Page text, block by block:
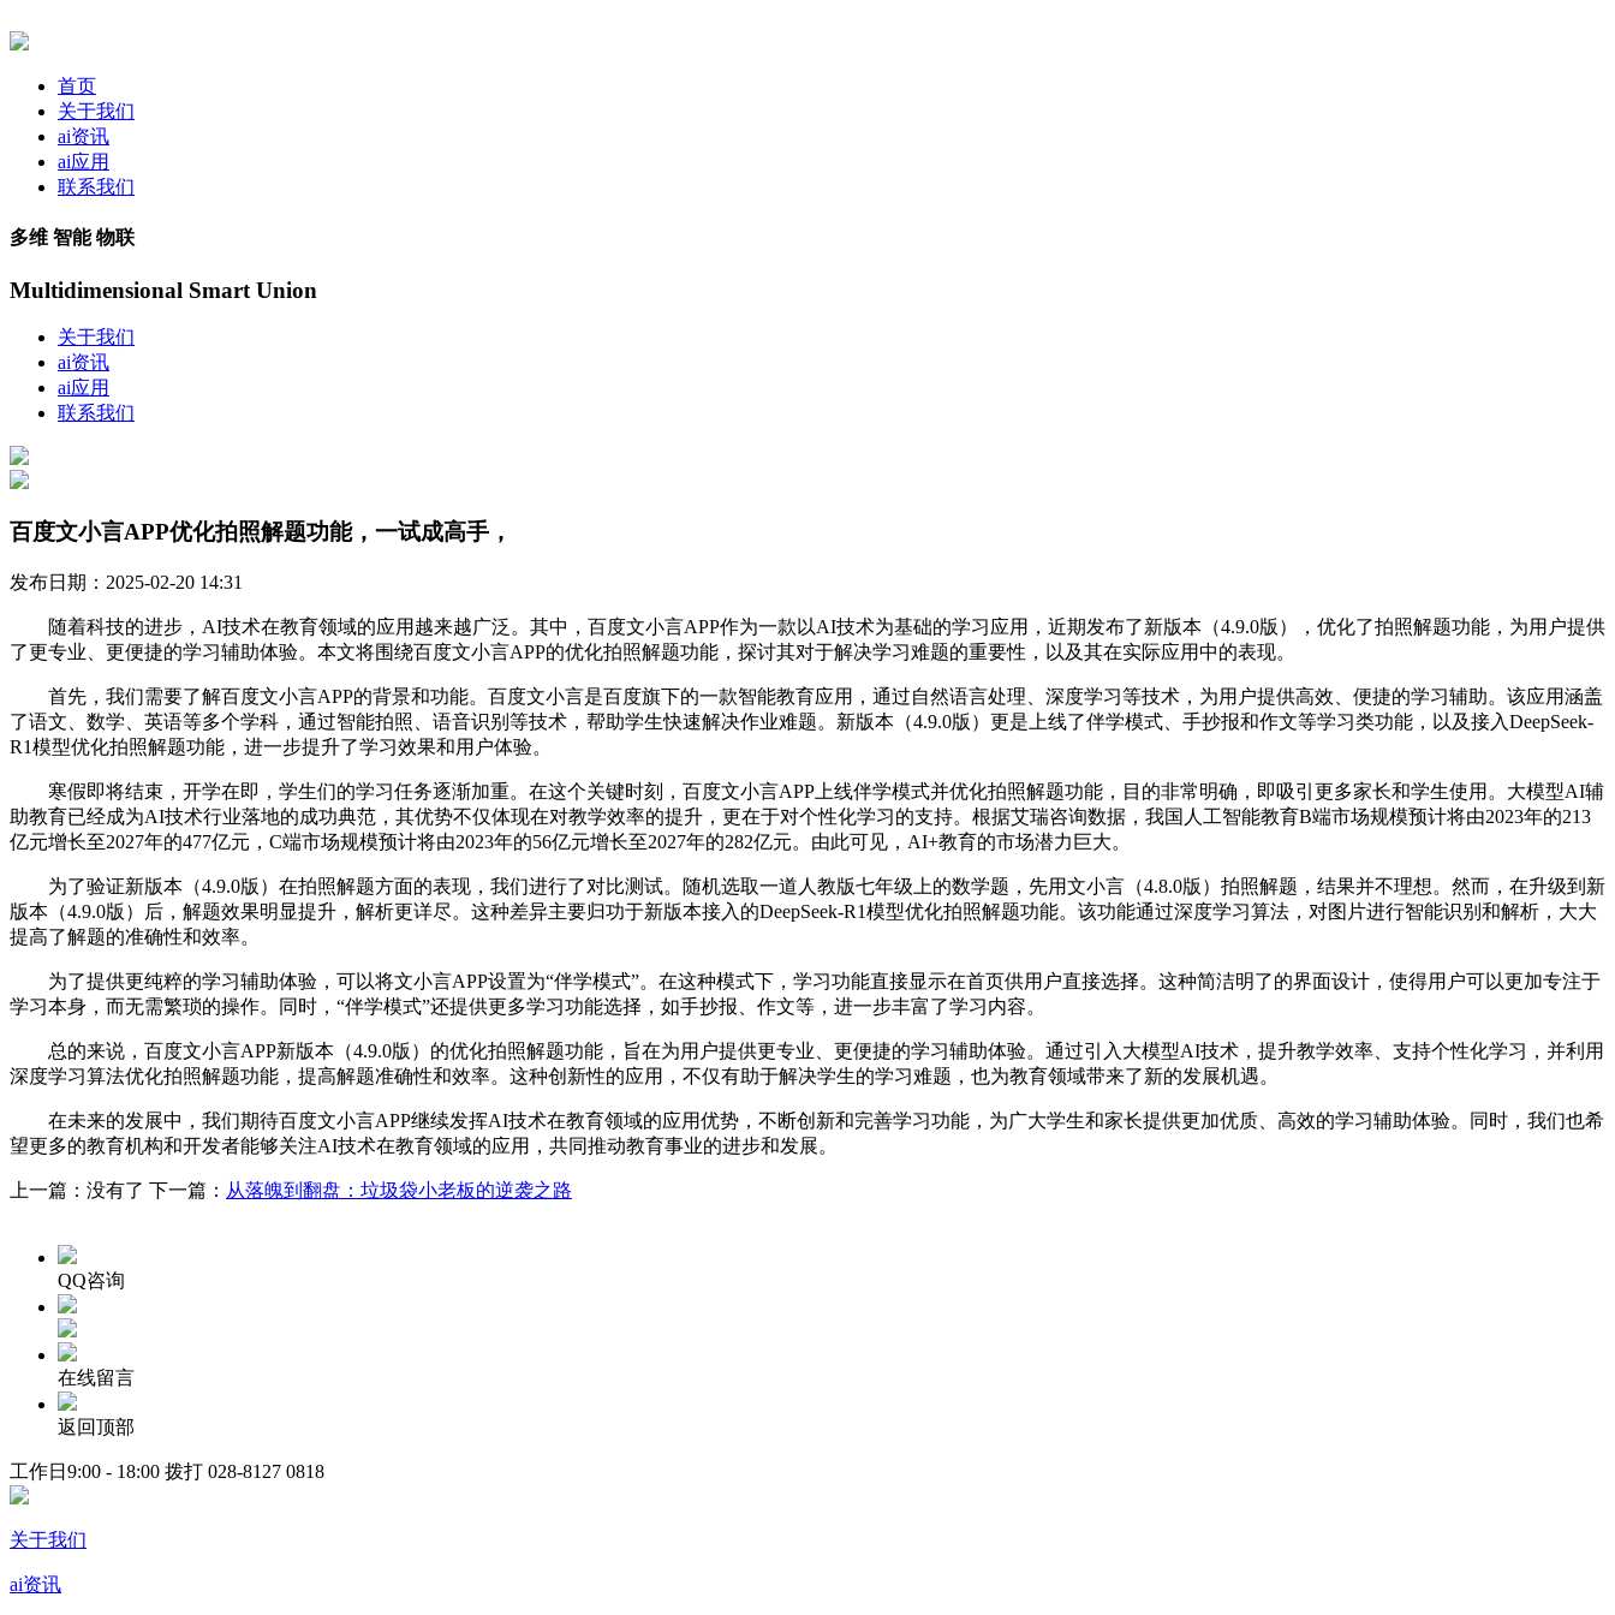
首页
关于我们
ai资讯
ai应用
联系我们
多维 智能 物联
Multidimensional Smart Union
关于我们
ai资讯
ai应用
联系我们
百度文小言APP优化拍照解题功能，一试成高手，
发布日期：2025-02-20 14:31
随着科技的进步，AI技术在教育领域的应用越来越广泛。其中，百度文小言APP作为一款以AI技术为基础的学习应用，近期发布了新版本（4.9.0版），优化了拍照解题功能，为用户提供
了更专业、更便捷的学习辅助体验。本文将围绕百度文小言APP的优化拍照解题功能，探讨其对于解决学习难题的重要性，以及其在实际应用中的表现。
首先，我们需要了解百度文小言APP的背景和功能。百度文小言是百度旗下的一款智能教育应用，通过自然语言处理、深度学习等技术，为用户提供高效、便捷的学习辅助。该应用涵盖
了语文、数学、英语等多个学科，通过智能拍照、语音识别等技术，帮助学生快速解决作业难题。新版本（4.9.0版）更是上线了伴学模式、手抄报和作文等学习类功能，以及接入DeepSeek-
R1模型优化拍照解题功能，进一步提升了学习效果和用户体验。
寒假即将结束，开学在即，学生们的学习任务逐渐加重。在这个关键时刻，百度文小言APP上线伴学模式并优化拍照解题功能，目的非常明确，即吸引更多家长和学生使用。大模型AI辅
助教育已经成为AI技术行业落地的成功典范，其优势不仅体现在对教学效率的提升，更在于对个性化学习的支持。根据艾瑞咨询数据，我国人工智能教育B端市场规模预计将由2023年的213
亿元增长至2027年的477亿元，C端市场规模预计将由2023年的56亿元增长至2027年的282亿元。由此可见，AI+教育的市场潜力巨大。
为了验证新版本（4.9.0版）在拍照解题方面的表现，我们进行了对比测试。随机选取一道人教版七年级上的数学题，先用文小言（4.8.0版）拍照解题，结果并不理想。然而，在升级到新
版本（4.9.0版）后，解题效果明显提升，解析更详尽。这种差异主要归功于新版本接入的DeepSeek-R1模型优化拍照解题功能。该功能通过深度学习算法，对图片进行智能识别和解析，大大
提高了解题的准确性和效率。
为了提供更纯粹的学习辅助体验，可以将文小言APP设置为“伴学模式”。在这种模式下，学习功能直接显示在首页供用户直接选择。这种简洁明了的界面设计，使得用户可以更加专注于
学习本身，而无需繁琐的操作。同时，“伴学模式”还提供更多学习功能选择，如手抄报、作文等，进一步丰富了学习内容。
总的来说，百度文小言APP新版本（4.9.0版）的优化拍照解题功能，旨在为用户提供更专业、更便捷的学习辅助体验。通过引入大模型AI技术，提升教学效率、支持个性化学习，并利用
深度学习算法优化拍照解题功能，提高解题准确性和效率。这种创新性的应用，不仅有助于解决学生的学习难题，也为教育领域带来了新的发展机遇。
在未来的发展中，我们期待百度文小言APP继续发挥AI技术在教育领域的应用优势，不断创新和完善学习功能，为广大学生和家长提供更加优质、高效的学习辅助体验。同时，我们也希
望更多的教育机构和开发者能够关注AI技术在教育领域的应用，共同推动教育事业的进步和发展。
上一篇：没有了 下一篇： 从落魄到翻盘：垃圾袋小老板的逆袭之路
QQ咨询
在线留言
返回顶部
工作日9:00 - 18:00 拨打 028-8127 0818
关于我们
ai资讯